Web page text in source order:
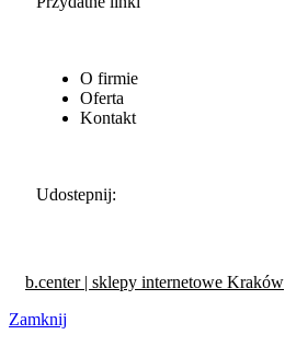
O firmie
Oferta
Kontakt
Udostepnij:
b.center | sklepy internetowe Kraków
Zamknij